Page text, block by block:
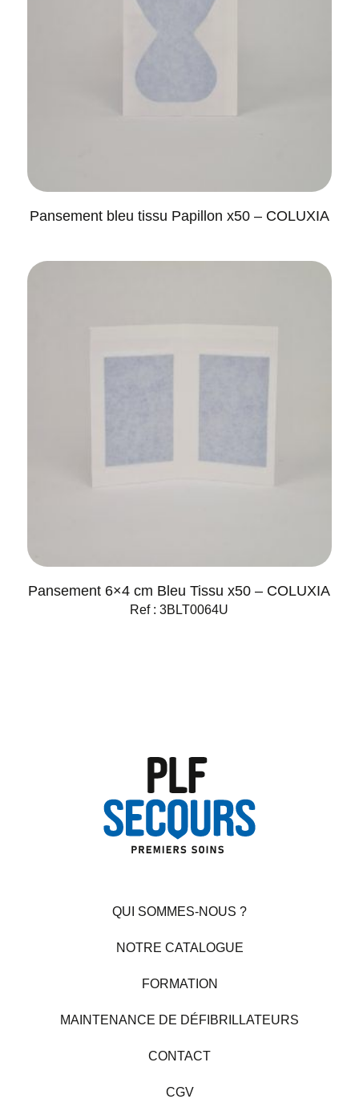
Pansement bleu tissu Papillon x50 – COLUXIA
Pansement 6×4 cm Bleu Tissu x50 – COLUXIA
Ref : 3BLT0064U
QUI SOMMES-NOUS ?
NOTRE CATALOGUE
FORMATION
MAINTENANCE DE DÉFIBRILLATEURS
CONTACT
CGV